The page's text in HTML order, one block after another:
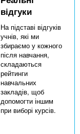
відгуки
На підставі відгуків
учнів, які ми
збираємо у кожного
після навчання,
складаються
рейтинги
навчальних
закладів, щоб
допомогти іншим
при виборі курсів.